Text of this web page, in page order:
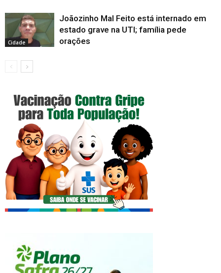
Cidade
Joãozinho Mal Feito está internado em
estado grave na UTI; família pede
orações